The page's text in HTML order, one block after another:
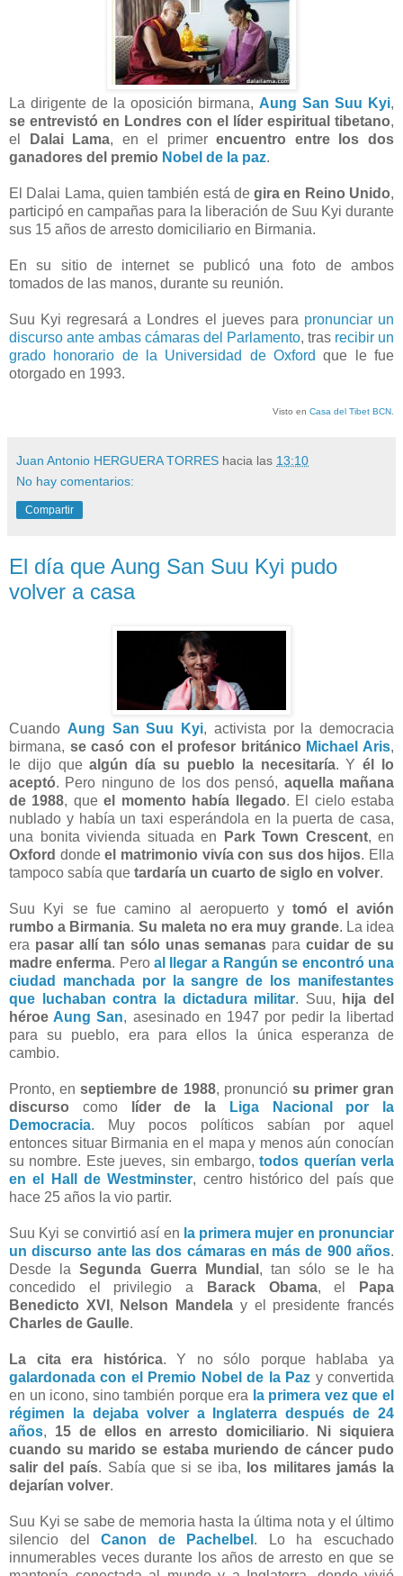
La dirigente de la oposición birmana, Aung San Suu Kyi,
se entrevistó en Londres con el líder espiritual tibetano,
el
Dalai Lama, en el primerencuentro entre los dos
ganadores del premio Nobel de la paz.
El Dalai Lama, quien también está degira en Reino Unido,
participó en campañas para la liberación de Suu Kyi durante
sus 15 años de arresto domiciliario en Birmania.
En su sitio de internet se publicó una foto de ambos
tomados de las manos, durante su reunión.
Suu Kyi regresará a Londres el jueves para pronunciar un
discurso ante ambas cámaras del Parlamento, tras recibir un
grado honorario de la Universidad de Oxford que le fue
otorgado en 1993.
Visto en Casa del Tibet BCN
Juan Antonio HERGUERA TORRES hacia las 13:10
No hay comentarios:
Compartir
El día que Aung San Suu Kyi pudo
volver a casa
Cuando Aung San Suu Kyi, activista por la democracia
birmana, se casó con el profesor británico Michael Aris,
le dijo quealgún día su pueblo la necesitaría. Yél lo
aceptó. Pero ninguno de los dos pensó, aquella mañana
de 1988, queel momento había llegado. El cielo estaba
nublado y había un taxi esperándola en la puerta de casa,
una bonita vivienda situada en
Park Town Crescent, en
Oxford dondeel matrimonio vivía con sus dos hijos. Ella
tampoco sabía que tardaría un cuarto de siglo en volver.
Suu Kyi se fue camino al aeropuerto ytomó el avión
rumbo a Birmania. Su maleta no era muy grande. La idea
era pasar allí tan sólo unas semanas paracuidar de su
madre enferma. Peroal llegar a Rangún se encontró una
ciudad manchada por la sangre de los manifestantes
que luchaban contra la dictadura militar. Suu,
hija del
héroe Aung San, asesinado en 1947 por pedir la libertad
para su pueblo, era para ellos la única esperanza de
cambio.
Pronto, enseptiembre de 1988, pronunció su primer gran
discurso como líder de la
Liga Nacional por la
Democracia. Muy pocos políticos sabían por aquel
entonces situar Birmania en el mapa y menos aún conocían
su nombre. Este jueves, sin embargo,todos querían verla
en el Hall de Westminster, centro histórico del país que
hace 25 años la vio partir.
Suu Kyi se convirtió así en la primera mujer en pronunciar
un discurso ante las dos cámaras en más de 900 años.
Desde laSegunda Guerra Mundial , tan sólo se le ha
concedido el privilegio a
Barack Obama, el
Papa
Benedicto XVI , Nelson Mandela y el presidente francés
Charles de Gaulle.
La cita era histórica. Y no sólo porque hablaba ya
galardonada con el Premio Nobel de la Paz y convertida
en un icono, sino también porque era la primera vez que el
régimen la dejaba volver a Inglaterra después de 24
años, 15 de ellos en arresto domiciliario.
Ni siquiera
cuando su marido se estaba muriendo de cáncer pudo
salir del país. Sabía que si se iba,
los militares jamás la
dejarían volver.
Suu Kyi se sabe de memoria hasta la última nota y el último
silencio delCanon de Pachelbel . Lo ha escuchado
innumerables veces durante los años de arresto en que se